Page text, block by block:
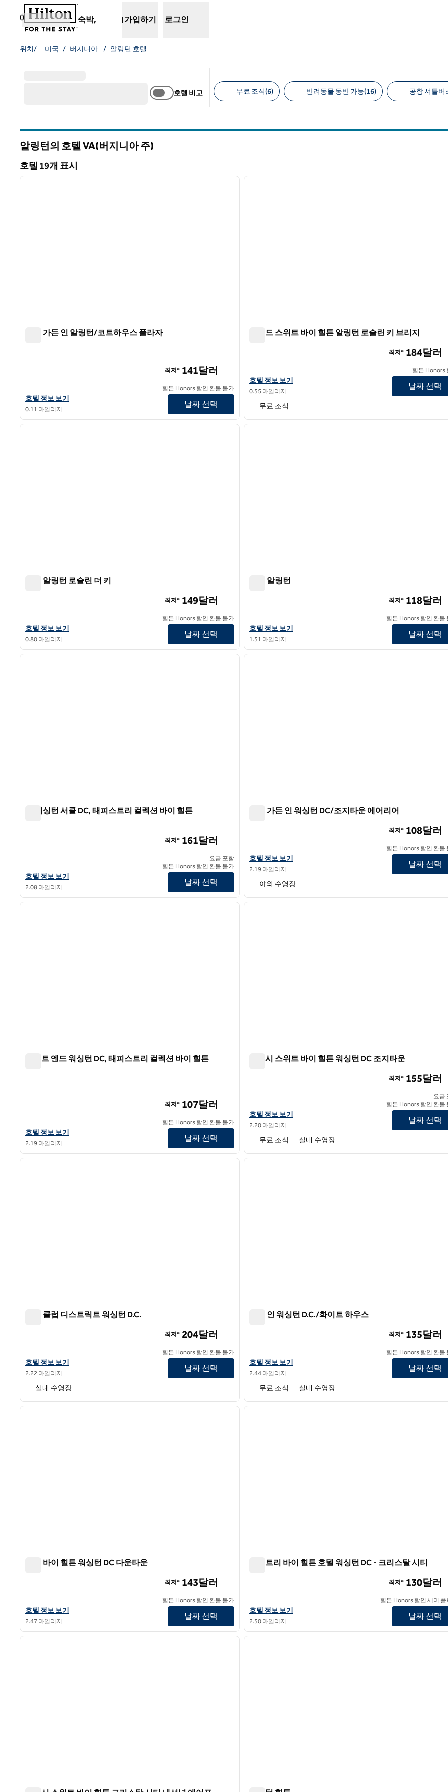
콘텐츠로 이동
0
숙박,
새 탭 열림
가입하기 로그인
위치/ 미국 / 버지니아 / 알링턴 호텔
호텔 비교 무료 조식(6) 반려동물 동반 가능(16) 공항 셔틀버
알링턴의 호텔 VA(버지니아 주)
호텔 19개 표시
호텔 19개 표시
1/12
다음 이미지
힐튼 가든 인 알링턴/코트하우스 플라자
힐튼 가든 인 알링턴/코트하우스 플라자에 대한 호텔 정보 보기
호텔 정보 보기
0.11 마일리지
최저* 141달러
힐튼 Honors 할인 환불 불가
날짜 선택
1/12
홈우드 스위트 바이 힐튼 알링턴 로슬린 키 브리지
홈우드 스위트 바이 힐튼 알링턴 로슬린 키 브리지의 호텔 정보 보기
호텔 정보 보기
0.55 마일리지
최저* 184달러
힐튼 Honors
날짜 선택
무료 조식
1/12
1/12
다음 이미지
힐튼 알링턴 로슬린 더 키
힐튼 알링턴 로슬린 더 키의 호텔 정보 보기
호텔 정보 보기
0.80 마일리지
최저* 149달러
힐튼 Honors 할인 환불 불가
날짜 선택
1/12
힐튼 알링턴
힐튼 알링턴의 호텔 정보 보기
호텔 정보 보기
1.51 마일리지
최저* 118달러
힐튼 Honors 할인 환불
날짜 선택
1/12
1/12
다음 이미지
원 워싱턴 서클 DC, 태피스트리 컬렉션 바이 힐튼
원 워싱턴 서클 DC, 태피스트리 컬렉션 바이 힐튼 호텔 정보 보기
호텔 정보 보기
2.08 마일리지
최저* 161달러
요금 포함
힐튼 Honors 할인 환불 불가
날짜 선택
1/9
힐튼 가든 인 워싱턴 DC/조지타운 에어리어
힐튼 가든 인 워싱턴 DC/조지타운 에어리어의 호텔 정보 보기
호텔 정보 보기
2.19 마일리지
최저* 108달러
힐튼 Honors 할인 환불
날짜 선택
야외 수영장
1/12
1/12
다음 이미지
웨스트 엔드 워싱턴 DC, 태피스트리 컬렉션 바이 힐튼
웨스트 엔드 워싱턴 DC, 태피스트리 컬렉션 바이 힐튼 호텔 정보 보기
호텔 정보 보기
2.19 마일리지
최저* 107달러
힐튼 Honors 할인 환불 불가
날짜 선택
1/12
엠버시 스위트 바이 힐튼 워싱턴 DC 조지타운
앰버시 스위트 바이 힐튼 워싱턴 DC 조지타운의 호텔 정보 보기
호텔 정보 보기
2.20 마일리지
최저* 155달러
요금
힐튼 Honors 할인 환불
날짜 선택
무료 조식 실내 수영장
1/12
1/12
다음 이미지
힐튼 클럽 디스트릭트 워싱턴 D.C.
힐튼 클럽 디스트릭트 워싱턴 D.C.의 호텔 상세 정보 보기
호텔 정보 보기
2.22 마일리지
최저* 204달러
힐튼 Honors 할인 환불 불가
날짜 선택
실내 수영장
1/12
햄튼 인 워싱턴 D.C./화이트 하우스
햄튼 인 워싱턴 D.C./의 호텔 상세 정보 보기화이트 하우스
호텔 정보 보기
2.44 마일리지
최저* 135달러
힐튼 Honors 할인 환불
날짜 선택
무료 조식 실내 수영장
1/12
다음 이미지
템포 바이 힐튼 워싱턴 DC 다운타운
템포 바이 힐튼 워싱턴 DC 다운타운의 호텔 정보 보기
호텔 정보 보기
2.47 마일리지
최저* 143달러
힐튼 Honors 할인 환불 불가
날짜 선택
1/12
더블트리 바이 힐튼 호텔 워싱턴 DC - 크리스탈 시티
더블트리 바이 힐튼 호텔 워싱턴 DC - 크리스탈 시티의 호텔 정보 보
호텔 정보 보기
2.50 마일리지
최저* 130달러
힐튼 Honors 할인 세미 플
날짜 선택
1/12
1/12
다음 이미지
1
1/12